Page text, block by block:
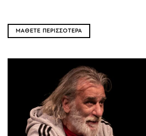
ΜΑΘΕΤΕ ΠΕΡΙΣΣΟΤΕΡΑ